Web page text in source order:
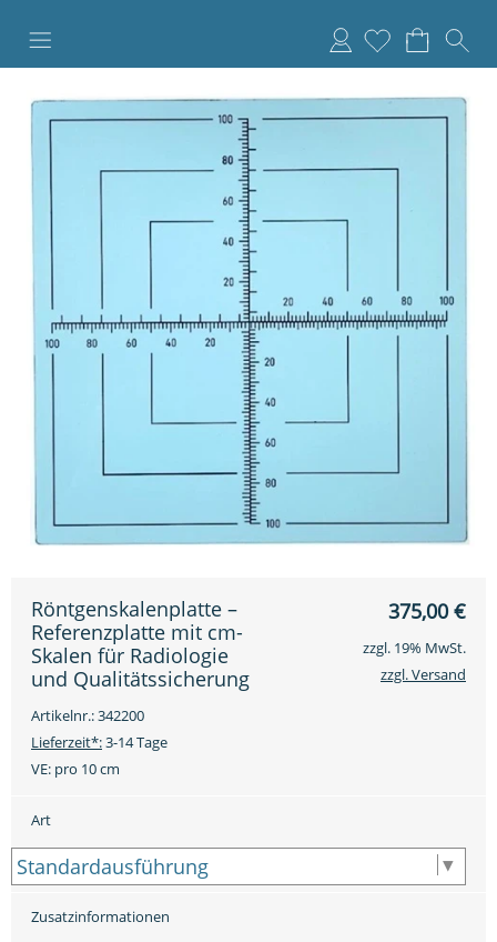
Anmelden
375,00€
Röntgenskalenplatte –
Referenzplatte mit cm-
Skalen für Radiologie
und Qualitätssicherung
Artikelnr.: 342200
Lieferzeit*:3-14 Tage
VE: pro 10 cm
zzgl. 19% MwSt.
zzgl. Versand
Art
Zusatzinformationen